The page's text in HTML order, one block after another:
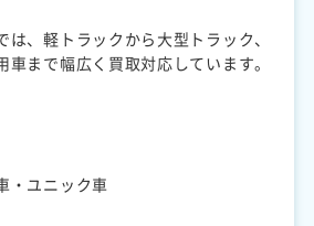
は、軽トラックから大型トラック、
車まで幅広く買取対応しています。
・ユニック車